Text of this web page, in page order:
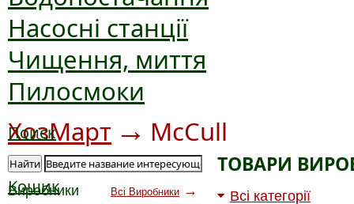
Насосні станції
Чищення, миття
Пилосмоки
Поиск
Найти
Кошик
ХозМарт → McCull
Виробники Всі Виробники →
ТОВАРИ
Всі категорії